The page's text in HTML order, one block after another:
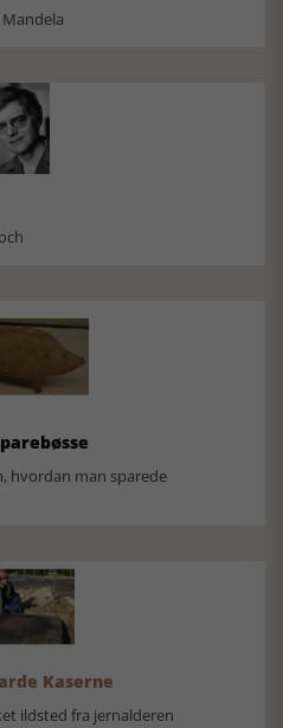
hvordan man sparede
Kaserne
ildsted fra jernalderen